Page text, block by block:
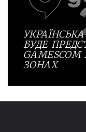
БУДЕ
ЗОНАХ